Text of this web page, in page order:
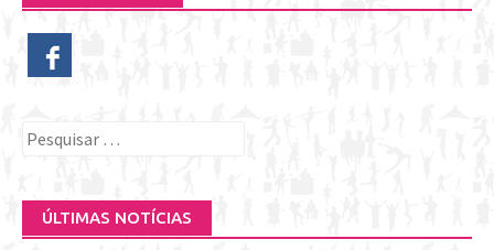
Pesquisar
ÚLTIMAS NOTÍCIAS